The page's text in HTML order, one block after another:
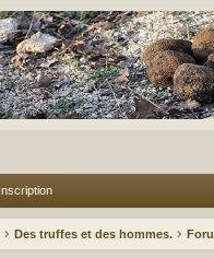
Inscription
Des truffes et des hommes.